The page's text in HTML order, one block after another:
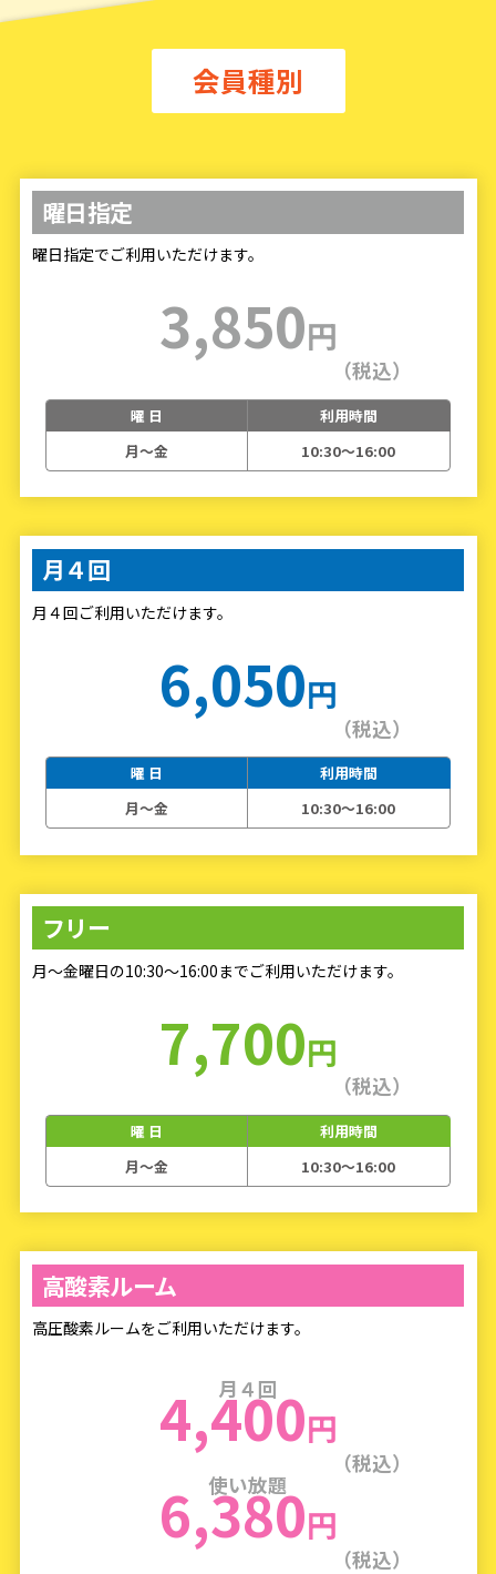
会員種別
曜日指定
曜日指定でご利用いただけます。
3,850円
（税込）
曜 日
利用時間
月〜金
10:30～16:00
月４回
月４回ご利用いただけます。
6,050円
（税込）
曜 日
利用時間
月〜金
10:30～16:00
フリー
月～金曜日の10:30～16:00までご利用いただけます。
7,700円
（税込）
曜 日
利用時間
月〜金
10:30～16:00
高酸素ルーム
高圧酸素ルームをご利用いただけます。
月４回
4,400円
（税込）
使い放題
6,380円
（税込）